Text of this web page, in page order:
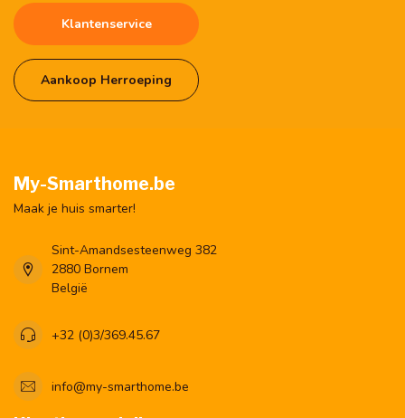
Klantenservice
Aankoop Herroeping
My-Smarthome.be
Maak je huis smarter!
Sint-Amandsesteenweg 382
2880 Bornem
België
+32 (0)3/369.45.67
info@my-smarthome.be